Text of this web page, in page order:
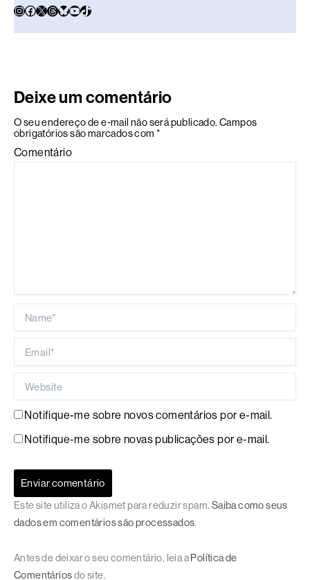
Deixe um comentário
O seu endereço de e-mail não será publicado. Campos
obrigatórios são marcados com *
Comentário
Notifique-me sobre novos comentários por e-mail.
Notifique-me sobre novas publicações por e-mail.
Este site utiliza o Akismet para reduzir spam. Saiba como seus
dados em comentários são processados.
Antes de deixar o seu comentário, leia a Política de
Comentáriosdo site.